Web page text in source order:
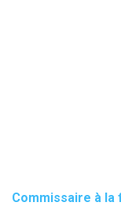
Commissaire à la